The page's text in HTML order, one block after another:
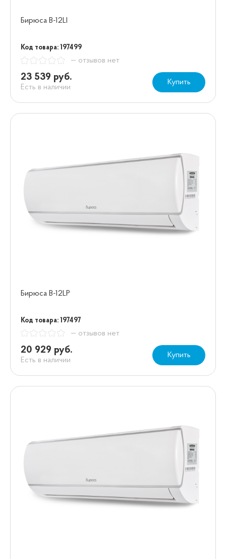
Бирюса B-12LI
Код товара: 197499
— отзывов нет
23 539 руб.
Есть в наличии
Купить
Бирюса B-12LP
Код товара: 197497
— отзывов нет
20 929 руб.
Есть в наличии
Купить